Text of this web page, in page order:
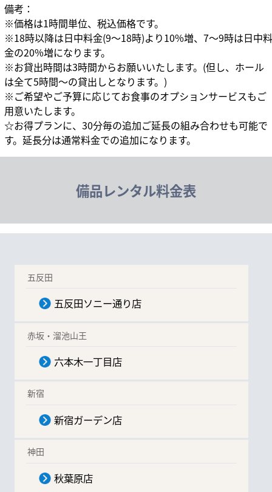
備考：
※価格は1時間単位、税込価格です。
※18時以降は日中料金(9～18時)より10%増、7～9時は日中料
金の20%増になります。
※お貸出時間は3時間からお願いいたします。(但し、ホール
は全て5時間～の貸出しとなります。)
※ご希望やご予算に応じてお食事のオプションサービスもご
用意いたします。
☆お得プランに、30分毎の追加ご延長の組み合わせも可能で
す。延長分は通常料金での追加になります。
備品レンタル料金表
五反田
五反田ソニー通り店
赤坂・溜池山王
六本木一丁目店
新宿
新宿ガーデン店
神田
秋葉原店